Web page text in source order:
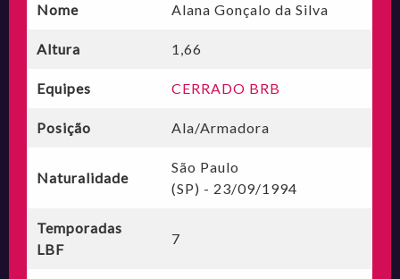
Nome Alana Gonçalo da Silva
Altura 1,66
Equipes CERRADO BRB
Posição Ala/Armadora
Naturalidade
São Paulo
(SP) - 23/09/1994
Temporadas
LBF
7